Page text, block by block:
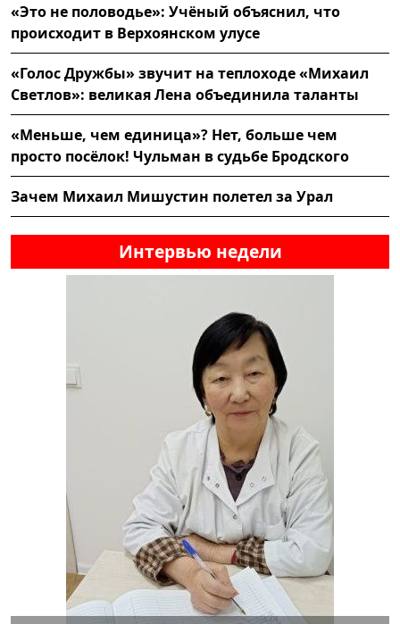
«Это не половодье»: Учёный объяснил, что
происходит в Верхоянском улусе
«Голос Дружбы» звучит на теплоходе «Михаил
Светлов»: великая Лена объединила таланты
«Меньше, чем единица»? Нет, больше чем
просто посёлок! Чульман в судьбе Бродского
Зачем Михаил Мишустин полетел за Урал
Интервью недели